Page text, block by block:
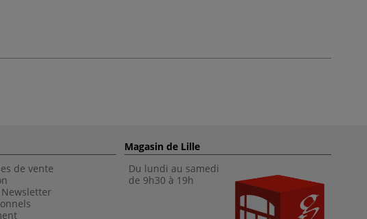
de vente
Magasin de Lille
Du lundi au samedi
de 9h30 à 19h